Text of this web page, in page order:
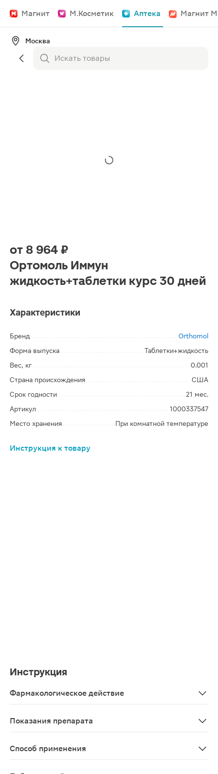
Магнит М.Косметик Аптека Магнит
Москва
от 8 964 ₽
Ортомоль Иммун
жидкость+таблетки курс 30 дней
Характеристики
Бренд
Orthomol
Форма выпуска
Таблетки+жидкость
Вес, кг
0.001
Страна происхождения
США
Срок годности
21 мес.
Артикул
1000337547
Место хранения
При комнатной температуре
Инструкция к товару
Инструкция
Фармакологическое действие
Показания препарата
Способ применения